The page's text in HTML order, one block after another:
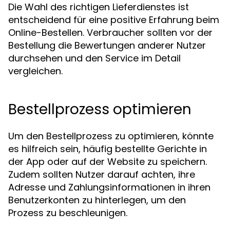
Die Wahl des richtigen Lieferdienstes ist
entscheidend für eine positive Erfahrung beim
Online-Bestellen. Verbraucher sollten vor der
Bestellung die Bewertungen anderer Nutzer
durchsehen und den Service im Detail
vergleichen.
Bestellprozess optimieren
Um den Bestellprozess zu optimieren, könnte
es hilfreich sein, häufig bestellte Gerichte in
der App oder auf der Website zu speichern.
Zudem sollten Nutzer darauf achten, ihre
Adresse und Zahlungsinformationen in ihren
Benutzerkonten zu hinterlegen, um den
Prozess zu beschleunigen.